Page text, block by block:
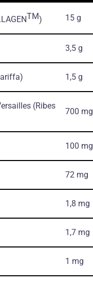
TM) 15 g
3,5 g
1,5 g
(Ribes
700 mg
100 mg
72 mg
1,8 mg
1,7 mg
1 mg